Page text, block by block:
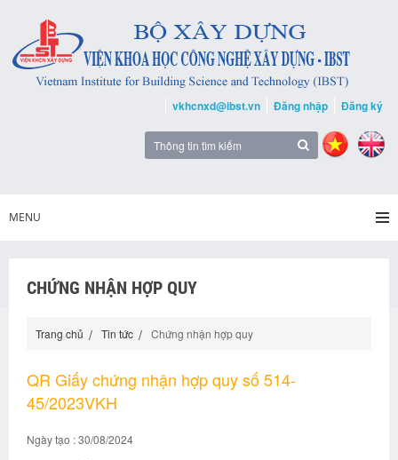
vkhcnxd@ibst.vn Đăng nhập Đăng ký
MENU
CHỨNG NHẬN HỢP QUY
Trang chủ Tin tức Chứng nhận hợp quy
QR Giấy chứng nhận hợp quy số 514-
45/2023VKH
Ngày tạo : 30/08/2024